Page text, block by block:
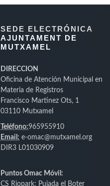
SEDE ELECTRÓNICA
AJUNTAMENT DE
MUTXAMEL
DIRECCION
Oficina de Atención Municipal en
Materia de Registros
Francisco Martinez Ots, 1
03110 Mutxamel
Teléfono:965955910
Email: e-omac@mutxamel.org
DIR3 L01030909
Puntos Omac Móvil:
CS Riopark: Pujada el Boter